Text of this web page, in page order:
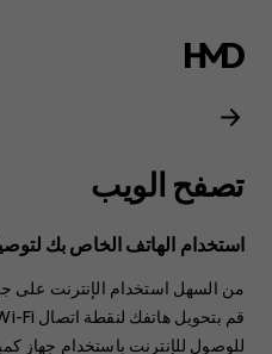
دليل
مستخدم
Nokia
Plus
تصفح الويب
استخدام الهاتف الخاص بك
من السهل استخدام الإنترنت على
للوصول للإنترنت باستخدام جهاز